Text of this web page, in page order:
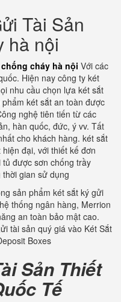
Tài Sản
hà nội
cháy hà nội Với các
Hiện nay công ty két
nhu cầu chọn lựa két sắt
két sắt an toàn được
nghệ tiên tiến từ các
hàn quốc, đức, ý vv. Tất
cho khách hàng. két sắt
đại, với thiết kế đơn
được sơn chống trầy
gian sử dụng
sản phẩm két sắt ký gửi
thống ngân hàng, Merrion
an toàn bảo mật cao.
tài sản quý giá vào Két Sắt
Boxes
Sản Thiết
Tế